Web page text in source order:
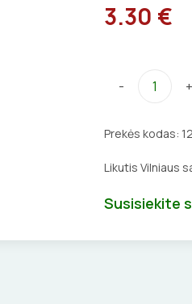
3.30 €
- +
Prekės kodas:
Likutis Vilniaus
Susisiekite